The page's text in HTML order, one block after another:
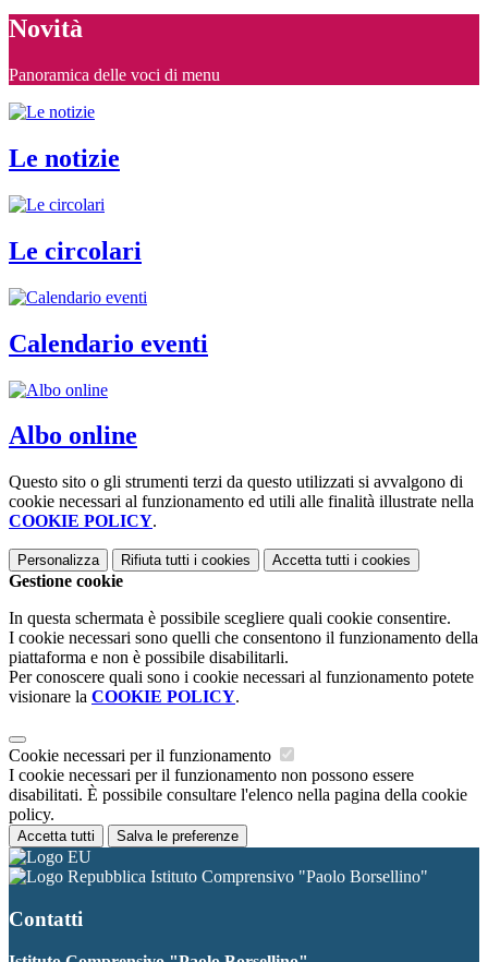
Novità
Panoramica delle voci di menu
Le notizie
Le circolari
Calendario eventi
Albo online
Questo sito o gli strumenti terzi da questo utilizzati si avvalgono di
cookie necessari al funzionamento ed utili alle finalità illustrate nella
COOKIE POLICY.
Personalizza Rifiuta tutti i cookies Accetta tutti i cookies
Gestione cookie
In questa schermata è possibile scegliere quali cookie consentire.
I cookie necessari sono quelli che consentono il funzionamento della
piattaforma e non è possibile disabilitarli.
Per conoscere quali sono i cookie necessari al funzionamento potete
visionare la COOKIE POLICY.
Cookie necessari per il funzionamento
I cookie necessari per il funzionamento non possono essere
disabilitati. È possibile consultare l'elenco nella pagina della cookie
policy.
Accetta tutti Salva le preferenze
Istituto Comprensivo "Paolo Borsellino"
Contatti